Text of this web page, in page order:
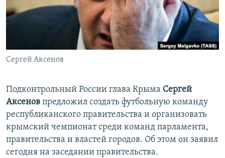
ПОБЕДИТЕЛЕЙ НЕ СУДЯТ?
КРЫМ.НЕПОКОРЕННЫЙ
УКРАИНСКАЯ ПРОБЛЕМА КРЫМА
ПРИСОЕДИНЯЙТЕСЬ!
Сергей Аксенов
Подконтрольный России глава Крыма Сергей
Аксенов предложил создать футбольную команду
республиканского правительства и организовать
крымский чемпионат среди команд парламента,
правительства и властей городов. Об этом он заявил
сегодня на заседании правительства.